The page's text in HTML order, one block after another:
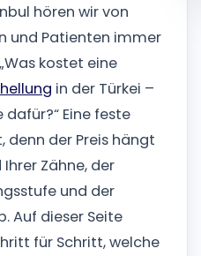
hören wir von
und Patienten immer
kostet eine
in der Türkei –
Eine feste
denn der Preis hängt
Zähne, der
und der
Auf dieser Seite
für Schritt, welche